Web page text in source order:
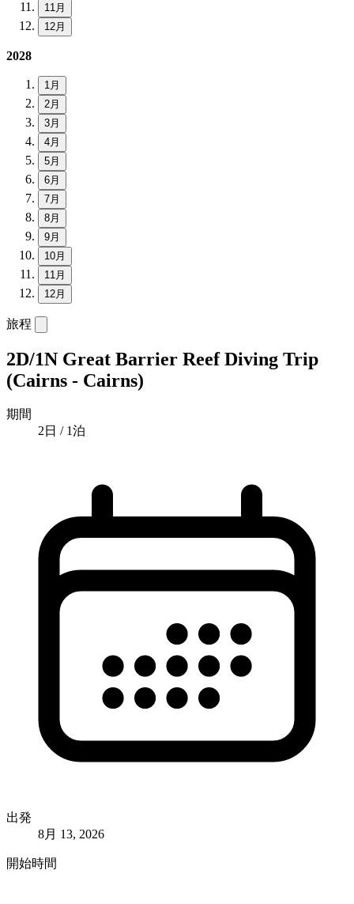
11月
12月
2028
1月
2月
3月
4月
5月
6月
7月
8月
9月
10月
11月
12月
旅程
2D/1N Great Barrier Reef Diving Trip
(Cairns - Cairns)
期間
2日 / 1泊
出発
8月 13, 2026
開始時間